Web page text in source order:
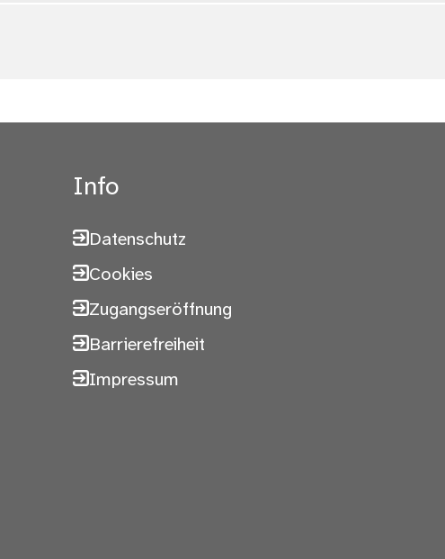
Info
Datenschutz
Cookies
Zugangseröffnung
Barrierefreiheit
Impressum